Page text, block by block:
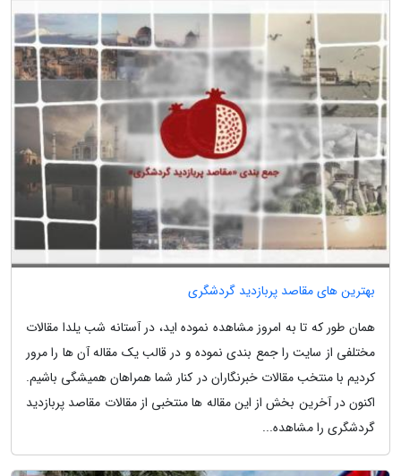
بهترین های مقاصد پربازدید گردشگری
همان طور که تا به امروز مشاهده نموده اید، در آستانه شب یلدا مقالات
مختلفی از سایت را جمع بندی نموده و در قالب یک مقاله آن ها را مرور
کردیم با منتخب مقالات خبرنگاران در کنار شما همراهان همیشگی باشیم.
اکنون در آخرین بخش از این مقاله ها منتخبی از مقالات مقاصد پربازدید
گردشگری را مشاهده...